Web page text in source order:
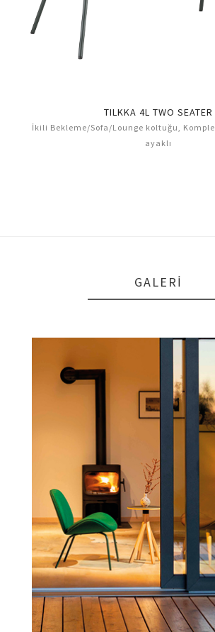
TILKKA 4L TWO SEATER
İkili Bekleme/Sofa/Lounge koltuğu,
ayaklı
GALERI